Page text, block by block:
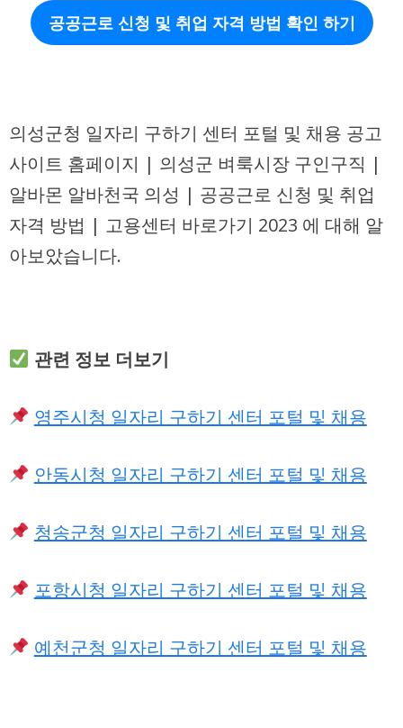
공공근로 신청 및 취업 자격 방법 확인 하기
의성군청 일자리 구하기 센터 포털 및 채용 공고
사이트 홈페이지 | 의성군 벼룩시장 구인구직 |
알바몬 알바천국 의성 | 공공근로 신청 및 취업
자격 방법 | 고용센터 바로가기 2023 에 대해 알
아보았습니다.
관련 정보 더보기
영주시청 일자리 구하기 센터 포털 및 채용
안동시청 일자리 구하기 센터 포털 및 채용
청송군청 일자리 구하기 센터 포털 및 채용
포항시청 일자리 구하기 센터 포털 및 채용
예천군청 일자리 구하기 센터 포털 및 채용